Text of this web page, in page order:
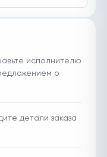
исполнителю
о
детали заказа